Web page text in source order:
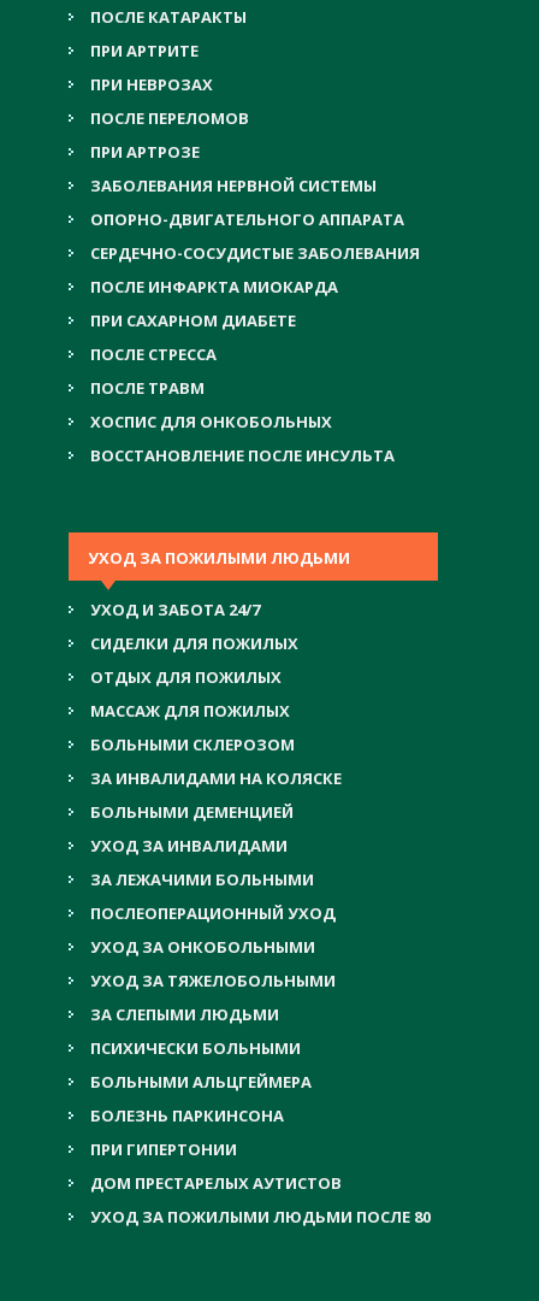
ПОСЛЕ КАТАРАКТЫ
ПРИ АРТРИТЕ
ПРИ НЕВРОЗАХ
ПОСЛЕ ПЕРЕЛОМОВ
ПРИ АРТРОЗЕ
ЗАБОЛЕВАНИЯ НЕРВНОЙ СИСТЕМЫ
ОПОРНО-ДВИГАТЕЛЬНОГО АППАРАТА
СЕРДЕЧНО-СОСУДИСТЫЕ ЗАБОЛЕВАНИЯ
ПОСЛЕ ИНФАРКТА МИОКАРДА
ПРИ САХАРНОМ ДИАБЕТЕ
ПОСЛЕ СТРЕССА
ПОСЛЕ ТРАВМ
ХОСПИС ДЛЯ ОНКОБОЛЬНЫХ
ВОССТАНОВЛЕНИЕ ПОСЛЕ ИНСУЛЬТА
УХОД ЗА ПОЖИЛЫМИ ЛЮДЬМИ
УХОД И ЗАБОТА 24/7
СИДЕЛКИ ДЛЯ ПОЖИЛЫХ
ОТДЫХ ДЛЯ ПОЖИЛЫХ
МАССАЖ ДЛЯ ПОЖИЛЫХ
БОЛЬНЫМИ СКЛЕРОЗОМ
ЗА ИНВАЛИДАМИ НА КОЛЯСКЕ
БОЛЬНЫМИ ДЕМЕНЦИЕЙ
УХОД ЗА ИНВАЛИДАМИ
ЗА ЛЕЖАЧИМИ БОЛЬНЫМИ
ПОСЛЕОПЕРАЦИОННЫЙ УХОД
УХОД ЗА ОНКОБОЛЬНЫМИ
УХОД ЗА ТЯЖЕЛОБОЛЬНЫМИ
ЗА СЛЕПЫМИ ЛЮДЬМИ
ПСИХИЧЕСКИ БОЛЬНЫМИ
БОЛЬНЫМИ АЛЬЦГЕЙМЕРА
БОЛЕЗНЬ ПАРКИНСОНА
ПРИ ГИПЕРТОНИИ
ДОМ ПРЕСТАРЕЛЫХ АУТИСТОВ
УХОД ЗА ПОЖИЛЫМИ ЛЮДЬМИ ПОСЛЕ 80